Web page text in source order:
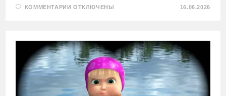
КОММЕНТАРИИ К
ДВА
НОВЫХ
СЕЗОНА «МАШИ
И
МЕДВЕДЯ»
ОТКЛЮЧЕНЫ 16.06.2026